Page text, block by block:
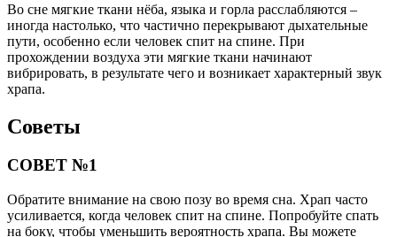
Во сне мягкие ткани нёба, языка и горла расслабляются –
иногда настолько, что частично перекрывают дыхательные
пути, особенно если человек спит на спине. При
прохождении воздуха эти мягкие ткани начинают
вибрировать, в результате чего и возникает характерный звук
храпа.
Советы
СОВЕТ №1
Обратите внимание на свою позу во время сна. Храп часто
усиливается, когда человек спит на спине. Попробуйте спать
на боку, чтобы уменьшить вероятность храпа. Вы можете